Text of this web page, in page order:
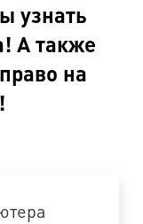
узнать
А также
на